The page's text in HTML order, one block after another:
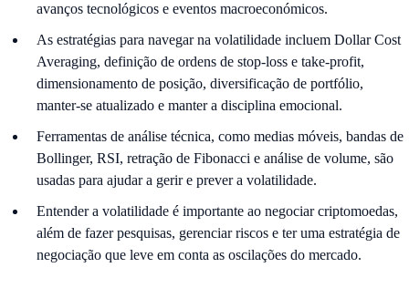
avanços tecnológicos e eventos macroeconómicos.
As estratégias para navegar na volatilidade incluem Dollar Cost
Averaging, definição de ordens de stop-loss e take-profit,
dimensionamento de posição, diversificação de portfólio,
manter-se atualizado e manter a disciplina emocional.
Ferramentas de análise técnica, como medias móveis, bandas de
Bollinger, RSI, retração de Fibonacci e análise de volume, são
usadas para ajudar a gerir e prever a volatilidade.
Entender a volatilidade é importante ao negociar criptomoedas,
além de fazer pesquisas, gerenciar riscos e ter uma estratégia de
negociação que leve em conta as oscilações do mercado.